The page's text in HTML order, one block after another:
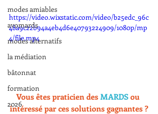
modes amiables
avomards
modes alternatifs
la médiation
bâtonnat
formation
2026
https://video.wixstatic.com/video/b25edc_96c
48a9c22b94a4eb4d6e40793224909/1080p/mp
4/file.mp4
Vous êtes praticien des MARDS ou
intéressé par ces solutions gagnantes ?